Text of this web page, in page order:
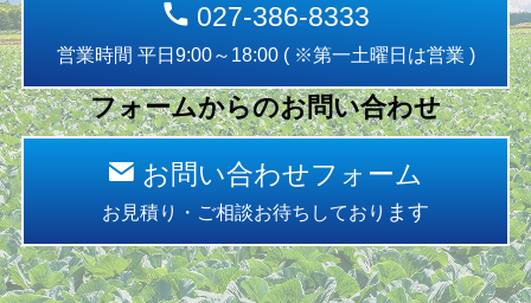
027-386-8333
営業時間 平日9:00～18:00 ( ※第一土曜日は営業 )
フォームからのお問い合わせ
お問い合わせフォーム
お見積り・ご相談お待ちしており ます